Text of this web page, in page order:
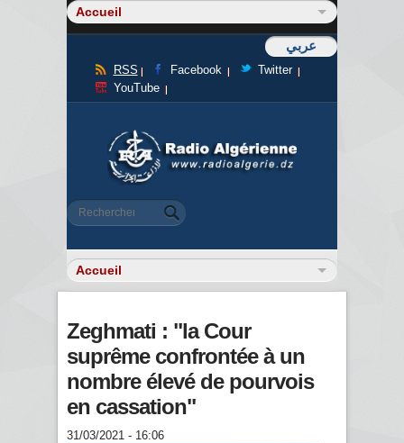
عربي
RSS Facebook
Twitter
YouTube
Formulaire de recherche
Rechercher
Zeghmati : "la Cour
suprême confrontée à un
nombre élevé de pourvois
en cassation"
31/03/2021 - 16:06